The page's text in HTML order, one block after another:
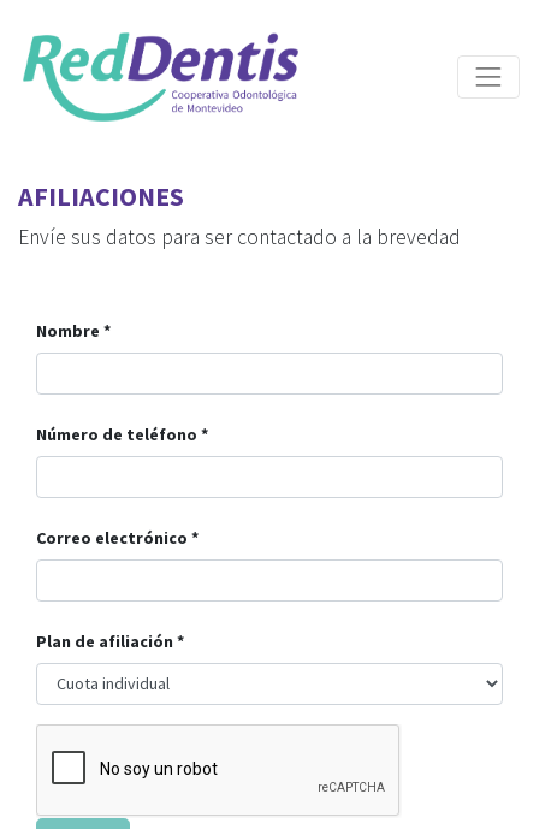
AFILIACIONES
Envíe sus datos para ser contactado a la brevedad
Nombre
Número de teléfono
Correo electrónico
Plan de afiliación